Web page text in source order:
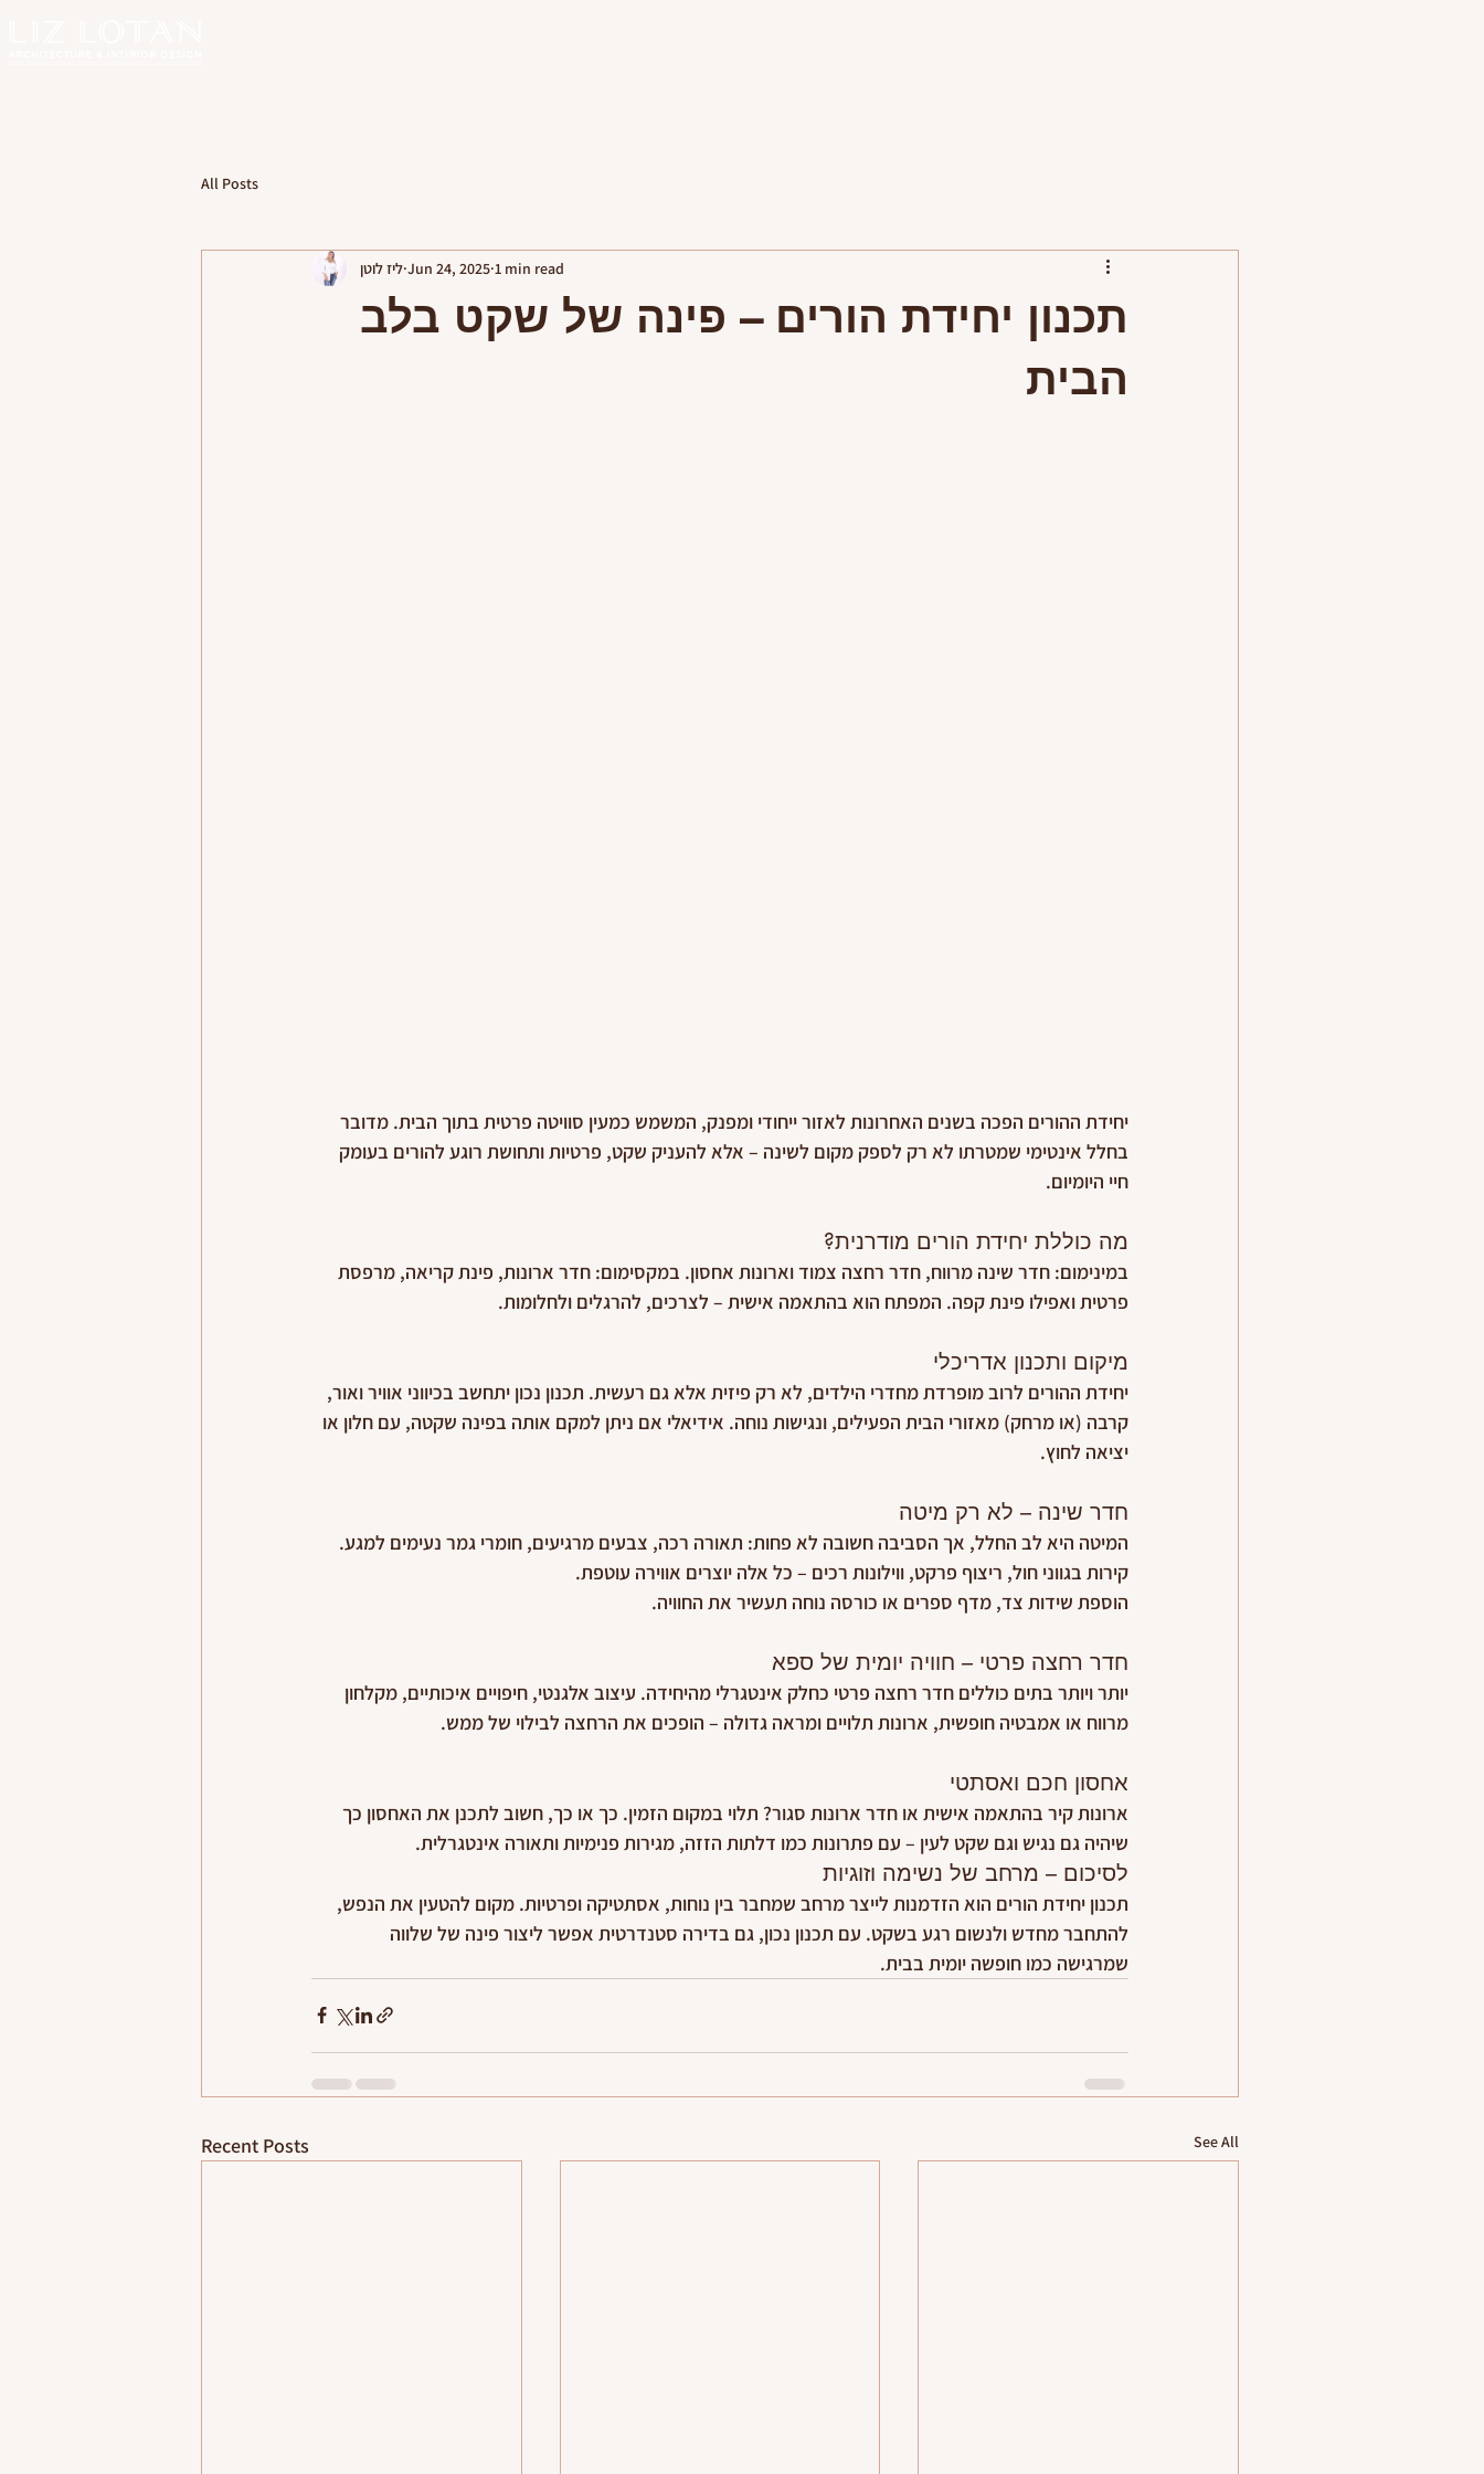
All Posts
תכנון יחידת הורים – פינה של שקט בלב
הבית
ליז לוטן Jun 24, 2025 1 min read
יחידת ההורים הפכה בשנים האחרונות לאזור ייחודי ומפנק, המשמש כמעין סוויטה פרטית בתוך הבית. מדובר
בחלל אינטימי שמטרתו לא רק לספק מקום לשינה – אלא להעניק שקט, פרטיות ותחושת רוגע להורים בעומק
חיי היומיום.
מה כוללת יחידת הורים מודרנית?
במינימום: חדר שינה מרווח, חדר רחצה צמוד וארונות אחסון. במקסימום: חדר ארונות, פינת קריאה, מרפסת
פרטית ואפילו פינת קפה. המפתח הוא בהתאמה אישית – לצרכים, להרגלים ולחלומות.
מיקום ותכנון אדריכלי
יחידת ההורים לרוב מופרדת מחדרי הילדים, לא רק פיזית אלא גם רעשית. תכנון נכון יתחשב בכיווני אוויר ואור,
קרבה (או מרחק) מאזורי הבית הפעילים, ונגישות נוחה. אידיאלי אם ניתן למקם אותה בפינה שקטה, עם חלון או
יציאה לחוץ.
חדר שינה – לא רק מיטה
המיטה היא לב החלל, אך הסביבה חשובה לא פחות: תאורה רכה, צבעים מרגיעים, חומרי גמר נעימים למגע.
קירות בגווני חול, ריצוף פרקט, ווילונות רכים – כל אלה יוצרים אווירה עוטפת.
הוספת שידות צד, מדף ספרים או כורסה נוחה תעשיר את החוויה.
חדר רחצה פרטי – חוויה יומית של ספא
יותר ויותר בתים כוללים חדר רחצה פרטי כחלק אינטגרלי מהיחידה. עיצוב אלגנטי, חיפויים איכותיים, מקלחון
מרווח או אמבטיה חופשית, ארונות תלויים ומראה גדולה – הופכים את הרחצה לבילוי של ממש.
אחסון חכם ואסתטי
ארונות קיר בהתאמה אישית או חדר ארונות סגור? תלוי במקום הזמין. כך או כך, חשוב לתכנן את האחסון כך
שיהיה גם נגיש וגם שקט לעין – עם פתרונות כמו דלתות הזזה, מגירות פנימיות ותאורה אינטגרלית.
לסיכום – מרחב של נשימה וזוגיות
תכנון יחידת הורים הוא הזדמנות לייצר מרחב שמחבר בין נוחות, אסתטיקה ופרטיות. מקום להטעין את הנפש,
להתחבר מחדש ולנשום רגע בשקט. עם תכנון נכון, גם בדירה סטנדרטית אפשר ליצור פינה של שלווה
שמרגישה כמו חופשה יומית בבית.
Recent Posts See All